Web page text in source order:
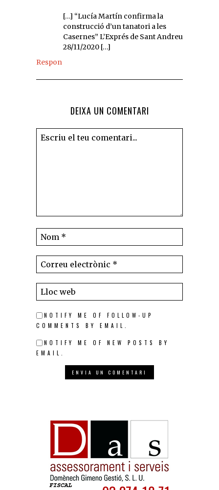
[…] “Lucía Martín confirma la
construcció d’un tanatori a les
Casernes” L’Exprés de Sant Andreu
28/11/2020 […]
Respon
DEIXA UN COMENTARI
NOTIFY ME OF FOLLOW-UP
COMMENTS BY EMAIL.
NOTIFY ME OF NEW POSTS BY
EMAIL.